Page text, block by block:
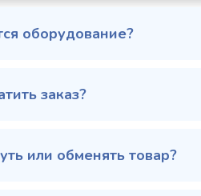
✓ В наличии 102
оборудование?
заказ?
или обменять товар?